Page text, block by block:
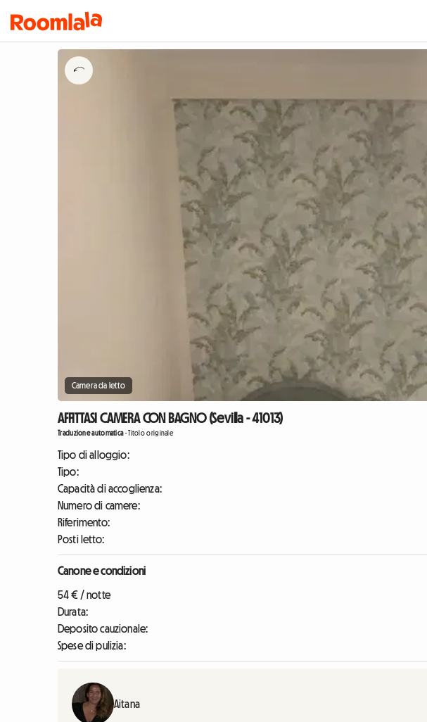
Camera da letto
AFFITTASI CAMERA CON BAGNO (Sevilla - 41013)
Traduzione automatica-Titolo originale
Tipo di alloggio:
Tipo:
Capacità di accoglienza:
Numero di camere:
Riferimento:
Posti letto:
Canone e condizioni
54 € / notte
Durata:
Deposito cauzionale:
Spese di pulizia:
Aitana